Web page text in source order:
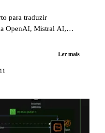
para traduzir
OpenAI, Mistral AI,
229 testes,Ler mais